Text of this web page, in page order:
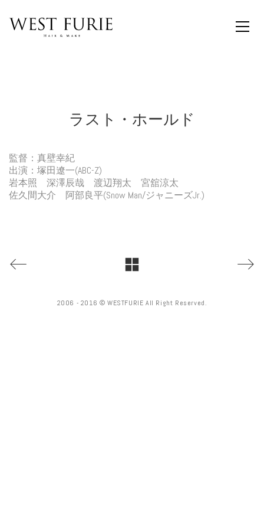
ラスト・ホールド
監督：真壁幸紀
出演：塚田遼一(ABC-Z)
岩本照 深澤辰哉 渡辺翔太 宮舘涼太
佐久間大介 阿部良平(Snow Man/ジャニーズJr.)
2006 - 2016 © WESTFURIE All Right Reserved.